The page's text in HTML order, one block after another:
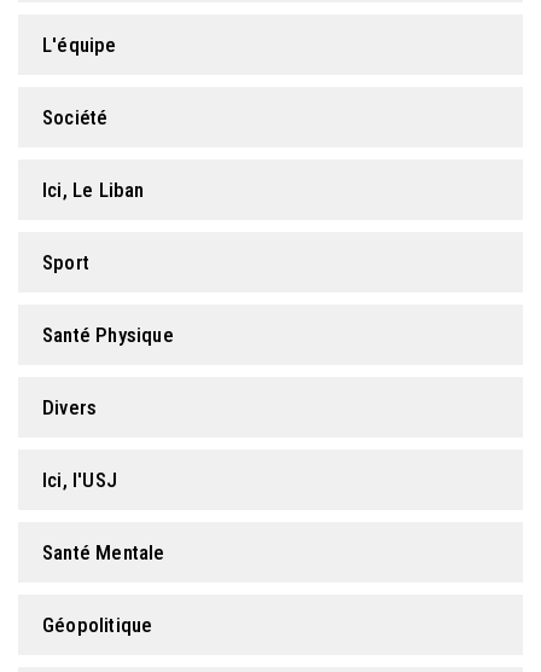
L'équipe
Société
Ici, Le Liban
Sport
Santé Physique
Divers
Ici, l'USJ
Santé Mentale
Géopolitique